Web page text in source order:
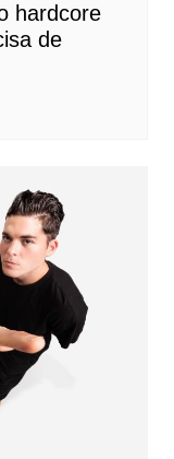
hardcore
de